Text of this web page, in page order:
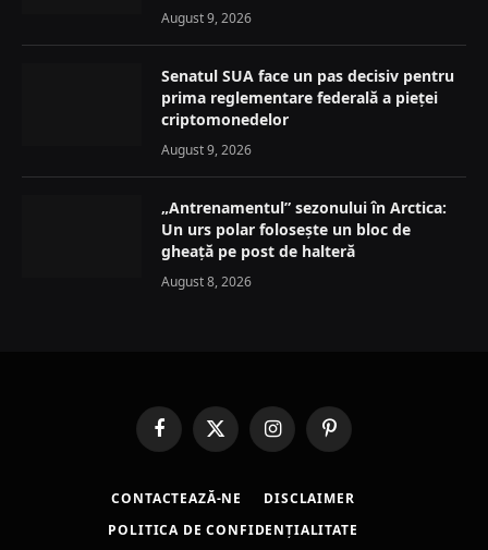
August 9, 2026
Senatul SUA face un pas decisiv pentru
prima reglementare federală a pieței
criptomonedelor
August 9, 2026
„Antrenamentul” sezonului în Arctica:
Un urs polar folosește un bloc de
gheață pe post de halteră
August 8, 2026
FacebookX
(Twitter)
InstagramPinterest
CONTACTEAZĂ-NE
DISCLAIMER
POLITICA DE CONFIDENȚIALITATE